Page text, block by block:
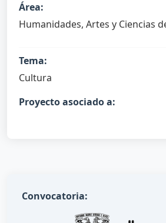
Área:
Humanidades, Artes y Ciencias
Tema:
Cultura
Proyecto asociado a:
Convocatoria: